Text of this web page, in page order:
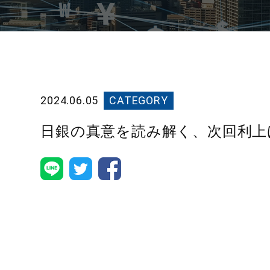
2024.06.05 CATEGORY
日銀の真意を読み解く、次回利